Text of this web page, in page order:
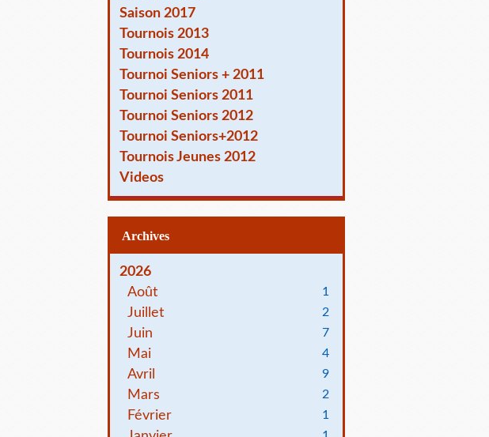
Saison 2017
Tournois 2013
Tournois 2014
Tournoi Seniors + 2011
Tournoi Seniors 2011
Tournoi Seniors 2012
Tournoi Seniors+2012
Tournois Jeunes 2012
Videos
Archives
2026
Août
1
Juillet 2
Juin 7
Mai 4
Avril 9
Mars 2
Février 1